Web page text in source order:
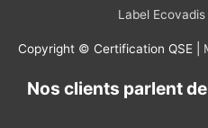
Label Ecovadis
Copyright © Certification QSE |
Nos clients parlent